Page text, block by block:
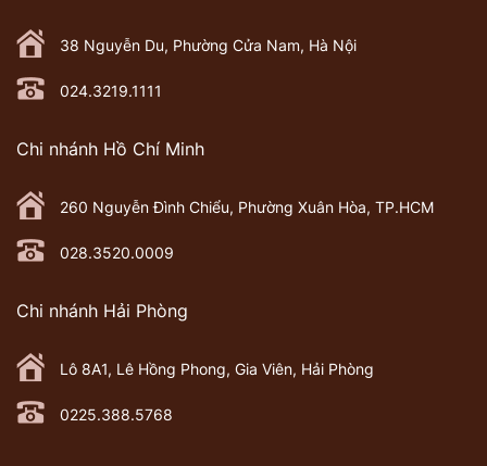
38 Nguyễn Du, Phường Cửa Nam, Hà Nội
024.3219.1111
Chi nhánh Hồ Chí Minh
260 Nguyễn Đình Chiểu, Phường Xuân Hòa, TP.HCM
028.3520.0009
Chi nhánh Hải Phòng
Lô 8A1, Lê Hồng Phong, Gia Viên, Hải Phòng
0225.388.5768